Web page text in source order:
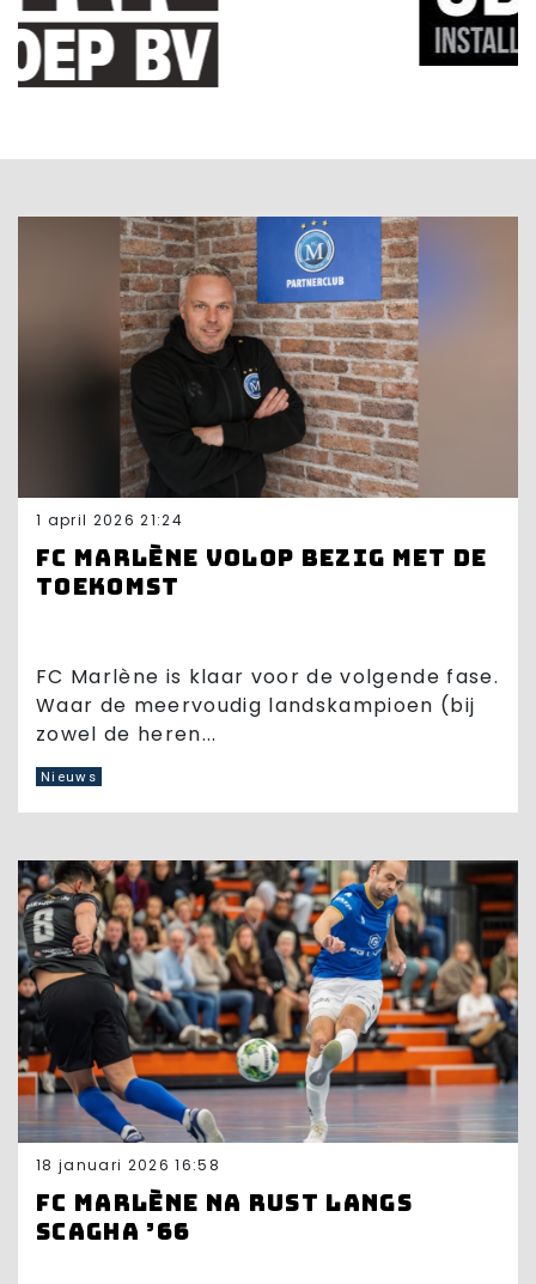
1 april 2026 21:24
FC Marlène volop bezig met de
toekomst
FC Marlène is klaar voor de volgende fase.
Waar de meervoudig landskampioen (bij
zowel de heren...
Nieuws
18 januari 2026 16:58
FC Marlène na rust langs
Scagha ’66